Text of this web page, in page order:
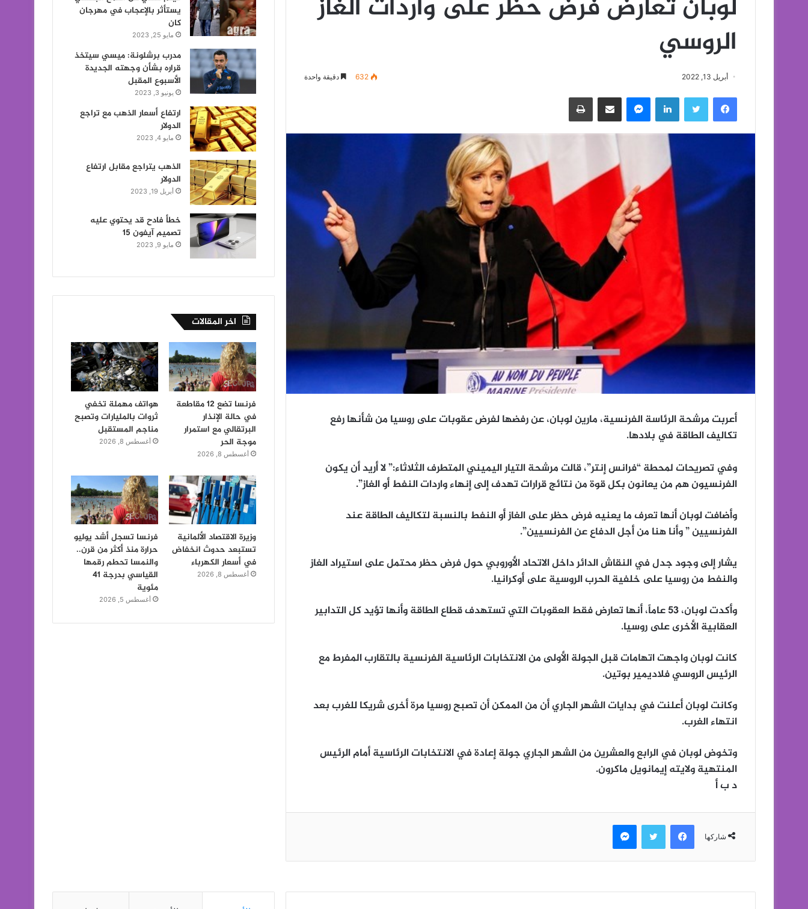
لوبان تعارض فرض حظر على واردات الغاز
الروسي
أبريل 13, 2022 632 دقيقة واحدة
فيسبوك تويتر لينكدإن ماسنجر مشاركة عبر البريد طباعة
أعربت مرشحة الرئاسة الفرنسية، مارين لوبان، عن رفضها لفرض عقوبات على روسيا من شأنها رفع
تكاليف الطاقة في بلادها.
وفي تصريحات لمحطة “فرانس إنتر”، قالت مرشحة التيار اليميني المتطرف الثلاثاء:” لا أريد أن يكون
الفرنسيون هم من يعانون بكل قوة من نتائج قرارات تهدف إلى إنهاء واردات النفط أو الغاز”.
وأضافت لوبان أنها تعرف ما يعنيه فرض حظر على الغاز أو النفط بالنسبة لتكاليف الطاقة عند
الفرنسيين ” وأنا هنا من أجل الدفاع عن الفرنسيين”.
يشار إلى وجود جدل في النقاش الدائر داخل الاتحاد الأوروبي حول فرض حظر محتمل على استيراد الغاز
والنفط من روسيا على خلفية الحرب الروسية على أوكرانيا.
وأكدت لوبان، 53 عاماً، أنها تعارض فقط العقوبات التي تستهدف قطاع الطاقة وأنها تؤيد كل التدابير
العقابية الأخرى على روسيا.
كانت لوبان واجهت اتهامات قبل الجولة الأولى من الانتخابات الرئاسية الفرنسية بالتقارب المفرط مع
الرئيس الروسي فلاديمير بوتين.
وكانت لوبان أعلنت في بدايات الشهر الجاري أن من الممكن أن تصبح روسيا مرة أخرى شريكا للغرب بعد
انتهاء الغرب.
وتخوض لوبان في الرابع والعشرين من الشهر الجاري جولة إعادة في الانتخابات الرئاسية أمام الرئيس
المنتهية ولايته إيمانويل ماكرون.
د ب أ
شاركها
فيسبوك تويتر ماسنجر
يستأثر بالإعجاب في مهرجان
كان
مايو 25, 2023
مدرب برشلونة: ميسي سيتخذ
قراره بشأن وجهته الجديدة
الأسبوع المقبل
يونيو 3, 2023
ارتفاع أسعار الذهب مع تراجع
الدولار
مايو 4, 2023
الذهب يتراجع مقابل ارتفاع
الدولار
أبريل 19, 2023
خطأ فادح قد يحتوي عليه
تصميم آيفون 15
مايو 9, 2023
اخر المقالات
فرنسا تضع 12 مقاطعة
في حالة الإنذار
البرتقالي مع استمرار
موجة الحر
أغسطس 8, 2026
هواتف مهملة تخفي
ثروات بالمليارات وتصبح
مناجم المستقبل
أغسطس 8, 2026
وزيرة الاقتصاد الألمانية
تستبعد حدوث انخفاض
في أسعار الكهرباء
أغسطس 8, 2026
فرنسا تسجل أشد يوليو
حرارة منذ أكثر من قرن..
والنمسا تحطم رقمها
القياسي بدرجة 41
مئوية
أغسطس 5, 2026